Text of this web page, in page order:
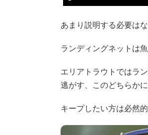
あまり説明する必要は
ランディングネットは
エリアトラウトではラ
逃がす、このどちらかに
キープしたい方は必然